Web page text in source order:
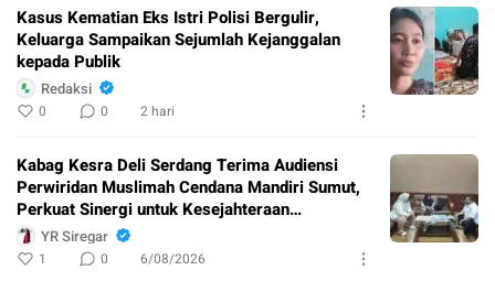
Kasus Kematian Eks Istri Polisi Bergulir,
Keluarga Sampaikan Sejumlah Kejanggalan
kepada Publik
Redaksi
0 0 2 hari
Kabag Kesra Deli Serdang Terima Audiensi
Perwiridan Muslimah Cendana Mandiri Sumut,
Perkuat Sinergi untuk Kesejahteraan
Masyarakat
YR Siregar
1 0 6/08/2026